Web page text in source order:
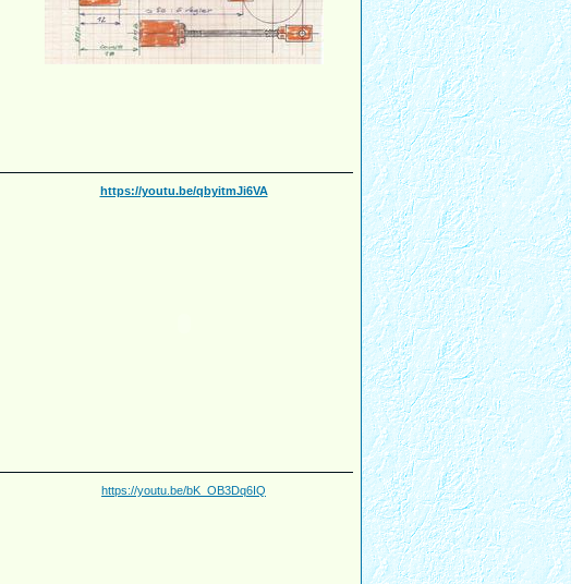
https://youtu.be/qbyitmJi6VA
https://youtu.be/bK_OB3Dq6IQ